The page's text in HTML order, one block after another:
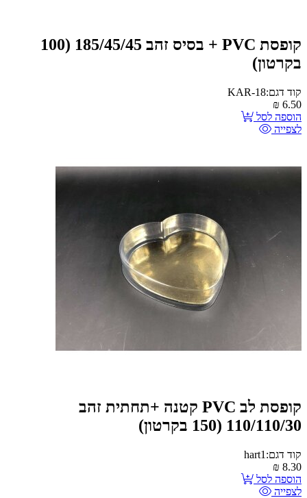
קופסת PVC + בסיס זהב 185/45/45 (100
בקרטון)
קוד דגם:KAR-18
6.50
₪
הוספה לסל
לצפייה
קופסת לב PVC קטנה +תחתית זהב
110/110/30 (150 בקרטון)
קוד דגם:hart1
8.30
₪
הוספה לסל
לצפייה